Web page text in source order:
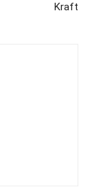
Kraft